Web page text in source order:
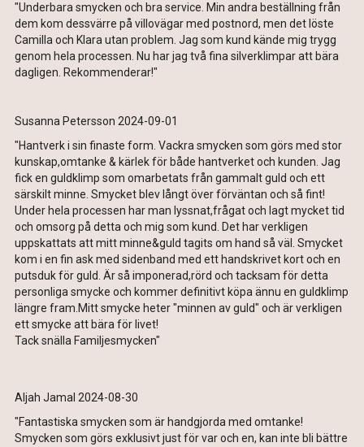
"Underbara smycken och bra service. Min andra beställning från
dem kom dessvärre på villovägar med postnord, men det löste
Camilla och Klara utan problem. Jag som kund kände mig trygg
genom hela processen. Nu har jag två fina silverklimpar att bära
dagligen. Rekommenderar!"
Susanna Petersson 2024-09-01
"Hantverk i sin finaste form. Vackra smycken som görs med stor
kunskap,omtanke & kärlek för både hantverket och kunden. Jag
fick en guldklimp som omarbetats från gammalt guld och ett
särskilt minne. Smycket blev långt över förväntan och så fint!
Under hela processen har man lyssnat,frågat och lagt mycket tid
och omsorg på detta och mig som kund. Det har verkligen
uppskattats att mitt minne&guld tagits om hand så väl. Smycket
kom i en fin ask med sidenband med ett handskrivet kort och en
putsduk för guld. Är så imponerad,rörd och tacksam för detta
personliga smycke och kommer definitivt köpa ännu en guldklimp
längre fram.Mitt smycke heter "minnen av guld" och är verkligen
ett smycke att bära för livet!
Tack snälla Familjesmycken"
Aljah Jamal 2024-08-30
"Fantastiska smycken som är handgjorda med omtanke!
Smycken som görs exklusivt just för var och en, kan inte bli bättre